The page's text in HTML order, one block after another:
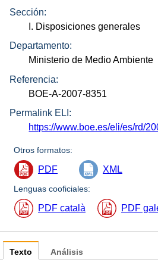
Sección:
I. Disposiciones generales
Departamento:
Ministerio de Medio Ambiente
Referencia:
BOE-A-2007-8351
Permalink ELI:
https://www.boe.es/eli/es/rd/
Otros formatos:
PDF XML
Lenguas cooficiales:
PDF català PDF
Texto Análisis